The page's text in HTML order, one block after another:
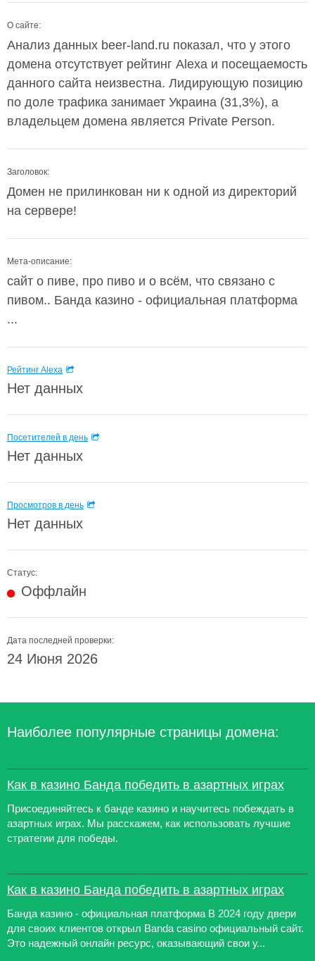
О сайте:
Анализ данных beer-land.ru показал, что у этого
домена отсутствует рейтинг Alexa и посещаемость
данного сайта неизвестна. Лидирующую позицию
по доле трафика занимает Украина (31,3%), а
владельцем домена является Private Person.
Заголовок:
Домен не прилинкован ни к одной из директорий
на сервере!
Мета-описание:
сайт о пиве, про пиво и о всём, что связано с
пивом.. Банда казино - официальная платформа
...
Рейтинг Alexa
Нет данных
Посетителей в день
Нет данных
Просмотров в день
Нет данных
Статус:
Оффлайн
Дата последней проверки:
24 Июня 2026
Наиболее популярные страницы домена:
Как в казино Банда победить в азартных играх
Присоединяйтесь к банде казино и научитесь побеждать в
азартных играх. Мы расскажем, как использовать лучшие
стратегии для победы.
Как в казино Банда победить в азартных играх
Банда казино - официальная платформа В 2024 году двери
для своих клиентов открыл Banda casino официальный сайт.
Это надежный онлайн ресурс, оказывающий свои у...